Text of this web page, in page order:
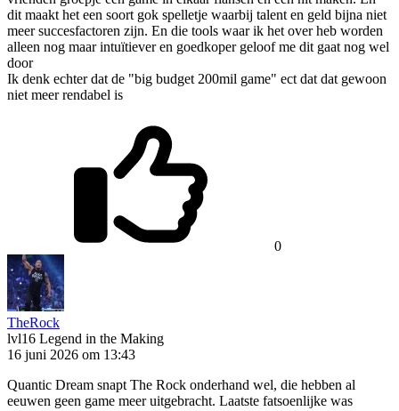
dit maakt het een soort gok spelletje waarbij talent en geld bijna niet
meer succesfactoren zijn. En die tools waar ik het over heb worden
alleen nog maar intuïtiever en goedkoper geloof me dit gaat nog wel
door
Ik denk echter dat de "big budget 200mil game" ect dat dat gewoon
niet meer rendabel is
0
TheRock
lvl16 Legend in the Making
16 juni 2026 om 13:43
Quantic Dream snapt The Rock onderhand wel, die hebben al
eeuwen geen game meer uitgebracht. Laatste fatsoenlijke was